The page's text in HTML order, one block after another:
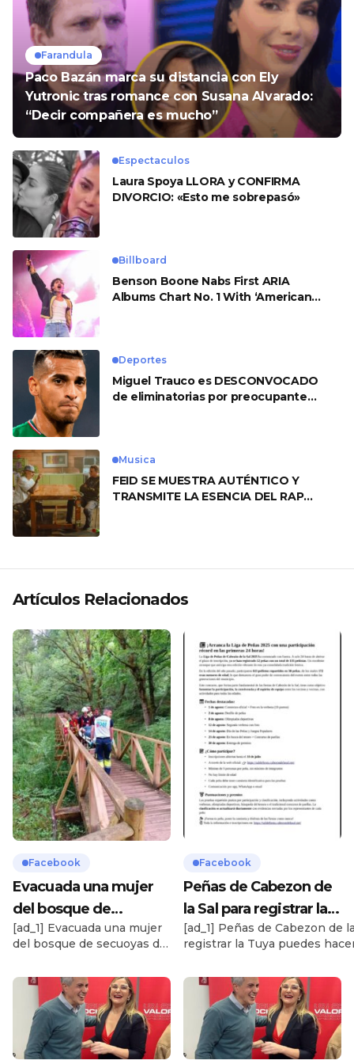
Farandula
Paco Bazán marca su distancia con Ely
Yutronic tras romance con Susana Alvarado:
“Decir compañera es mucho”
Espectaculos
Laura Spoya LLORA y CONFIRMA
DIVORCIO: «Esto me sobrepasó»
Billboard
Benson Boone Nabs First ARIA
Albums Chart No. 1 With ‘American
Deportes
Miguel Trauco es DESCONVOCADO
de eliminatorias por preocupante
Musica
FEID SE MUESTRA AUTÉNTICO Y
TRANSMITE LA ESENCIA DEL RAP
Artículos Relacionados
Facebook
Evacuada una mujer
del bosque de
secuoyas de Cabezón
con posible fractura de
pie…
[ad_1] Evacuada una mujer
del bosque de secuoyas de
fractura de pierna Cabezón
de la Sal, 25 de junio de
2025 Una mujer ha tenido
que ser evacuada este
miércoles del bosque de
secuoyas de Cabezón de la
Facebook
Peñas de Cabezon de
la Sal para registrar la
Tuya puedes hacerlo A
través de la …
[ad_1] Peñas de Cabezon de
registrar la Tuya puedes
https://
[ad_2] Source